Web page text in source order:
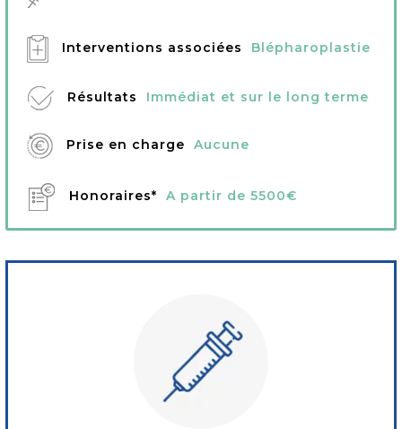
Interventions associées Blépharoplastie
Résultats Immédiat et sur le long terme
Prise en charge Aucune
Honoraires* A partir de 5500€